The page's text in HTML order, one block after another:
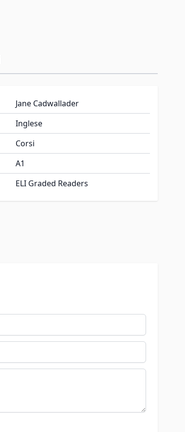
Jane Cadwallader
Inglese
Corsi
A1
ELI Graded Readers